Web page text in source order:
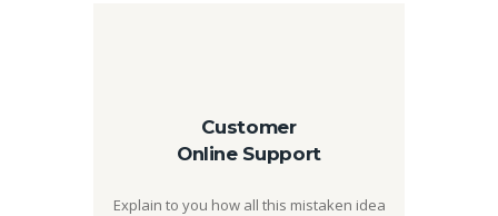
Customer
Online Support
Explain to you how all this mistaken idea